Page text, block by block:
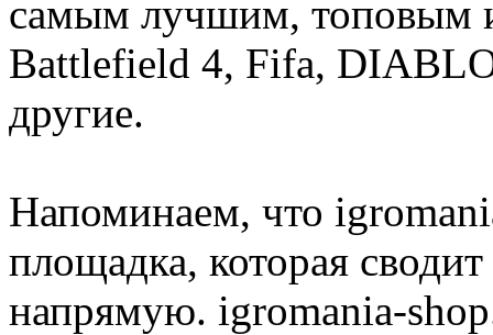
самым лучшим, топовым
Battlefield 4, Fifa,
другие.
Напоминаем, что
площадка, которая
напрямую. igromania-